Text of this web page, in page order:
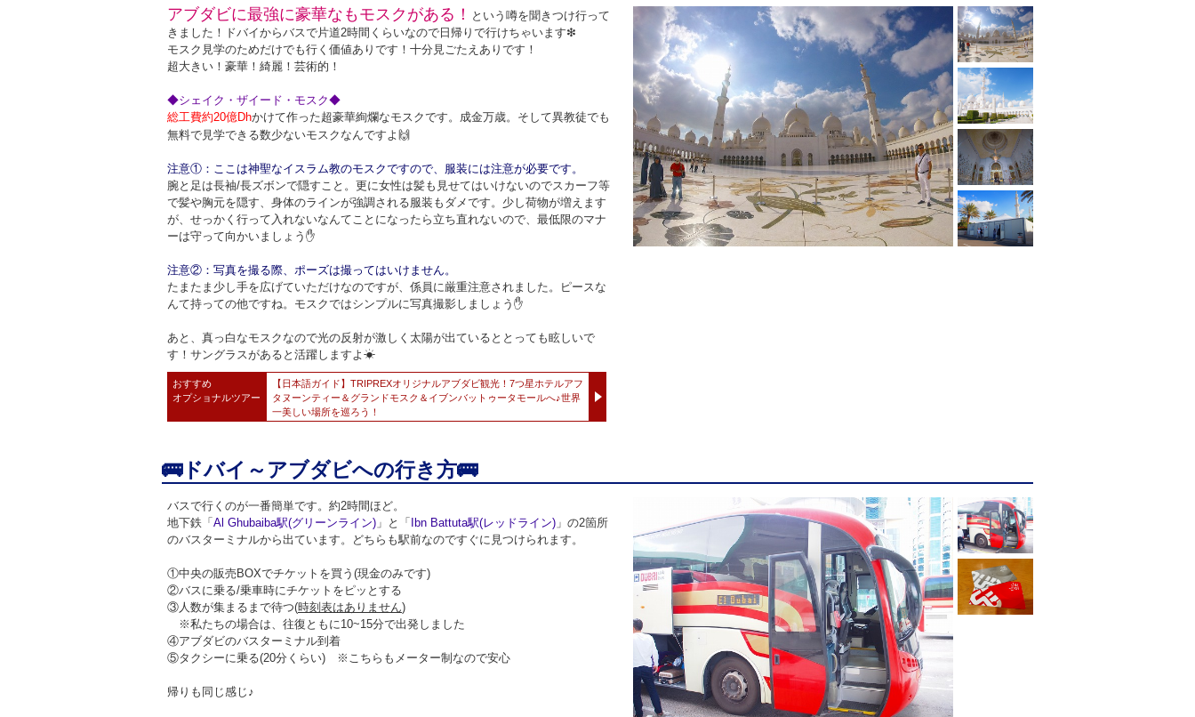
アブダビに最強に豪華なもモスクがある！
という噂を聞きつけ行って
きました！ドバイからバスで片道2時間くらいなので日帰りで行けちゃいます❇
モスク見学のためだけでも行く価値ありです！十分見ごたえありです！
超大きい！豪華！綺麗！芸術的！
◆シェイク・ザイード・モスク◆
総工費約20億Dhかけて作った超豪華絢爛なモスクです。成金万歳。そして異教徒でも
無料で見学できる数少ないモスクなんですよ 🙌
注意①：ここは神聖なイスラム教のモスクですので、服装には注意が必要です。
腕と足は長袖/長ズボンで隠すこと。更に女性は髪も見せてはいけないのでスカーフ等
で髪や胸元を隠す、身体のラインが強調される服装もダメです。少し荷物が増えます
が、せっかく行って入れないなんてことになったら立ち直れないので、最低限のマナ
ーは守って向かいましょう ✋
注意②：写真を撮る際、ポーズは撮ってはいけません。
たまたま少し手を広げていただけなのですが、係員に厳重注意されました。ピースな
んて持っての他ですね。モスクではシンプルに写真撮影しましょう ✋
あと、真っ白なモスクなので光の反射が激しく太陽が出ているととっても眩しいで
す！サングラスがあると活躍しますよ ☀
おすすめ
オプショナルツアー
【日本語ガイド】TRIPREXオリジナルアブダビ観光！7つ星ホテルアフ
タヌーンティー＆グランドモスク＆イブンバットゥータモールへ♪世界
一美しい場所を巡ろう！
🚌ドバイ～アブダビへの行き方🚌
バスで行くのが一番簡単です。約2時間ほど。
地下鉄「Al Ghubaiba駅(グリーンライン) 」と「Ibn Battuta駅(レッドライン) 」の2箇所
のバスターミナルから出ています。どちらも駅前なのですぐに見つけられます。
①中央の販売BOXでチケットを買う(現金のみです)
②バスに乗る/乗車時にチケットをピッとする
③人数が集まるまで待つ(時刻表はありません)
※私たちの場合は、往復ともに10~15分で出発しました
④アブダビのバスターミナル到着
⑤タクシーに乗る(20分くらい) ※こちらもメーター制なので安心
帰りも同じ感じ♪